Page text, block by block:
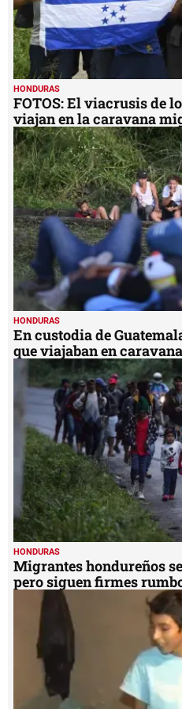
HONDURAS
FOTOS: El viacrusis de
viajan en la caravana
HONDURAS
En custodia de
que viajaban en
HONDURAS
Migrantes hondureños
pero siguen firmes